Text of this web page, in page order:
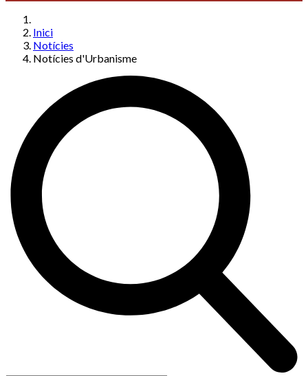
Inici
Notícies
Notícies d'Urbanisme